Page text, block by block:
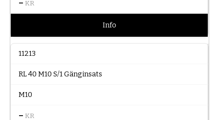
– KR
Info
11213
RL 40 M10 S/1 Gänginsats
M10
– KR